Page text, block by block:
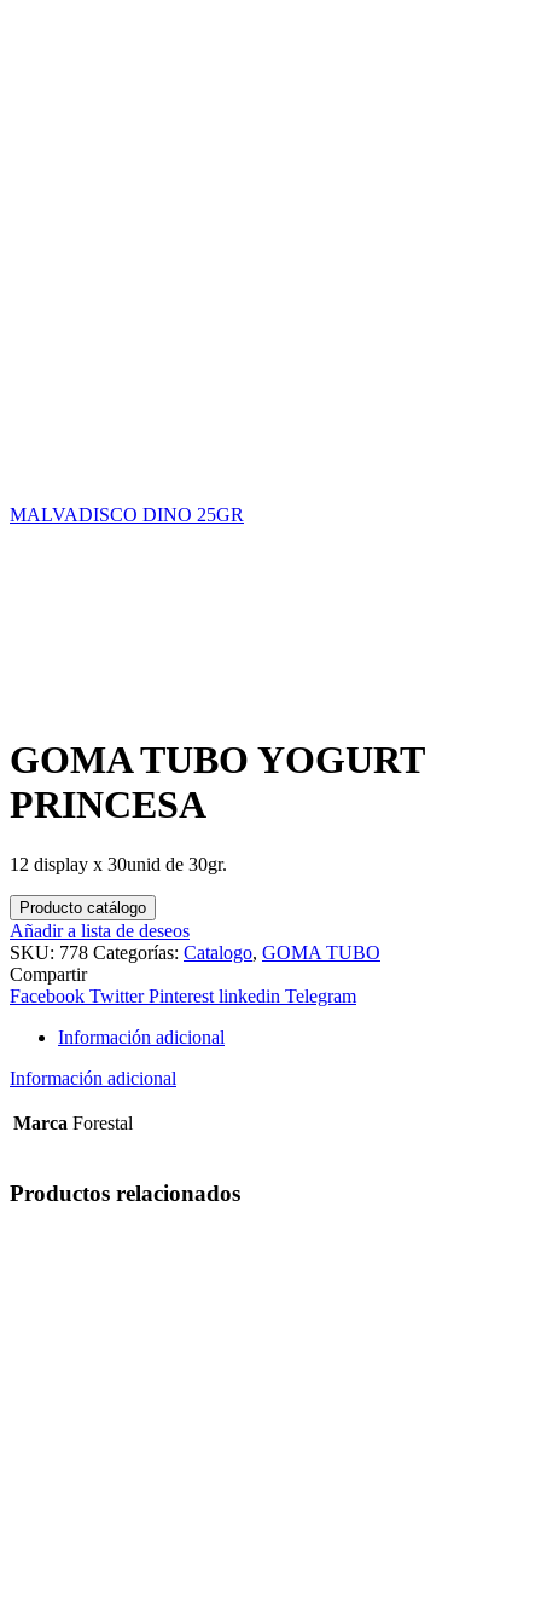
MALVADISCO DINO 25GR
GOMA TUBO YOGURT
PRINCESA
12 display x 30unid de 30gr.
Producto catálogo
Añadir a lista de deseos
SKU: 778 Categorías: Catalogo, GOMA TUBO
Compartir
Facebook Twitter Pinterest linkedin Telegram
Información adicional
Información adicional
Marca Forestal
Productos relacionados